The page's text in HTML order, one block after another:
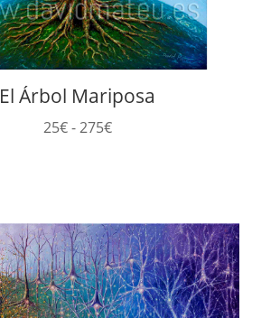
El Árbol Mariposa
25€-275€Rango
25€
hasta
275€